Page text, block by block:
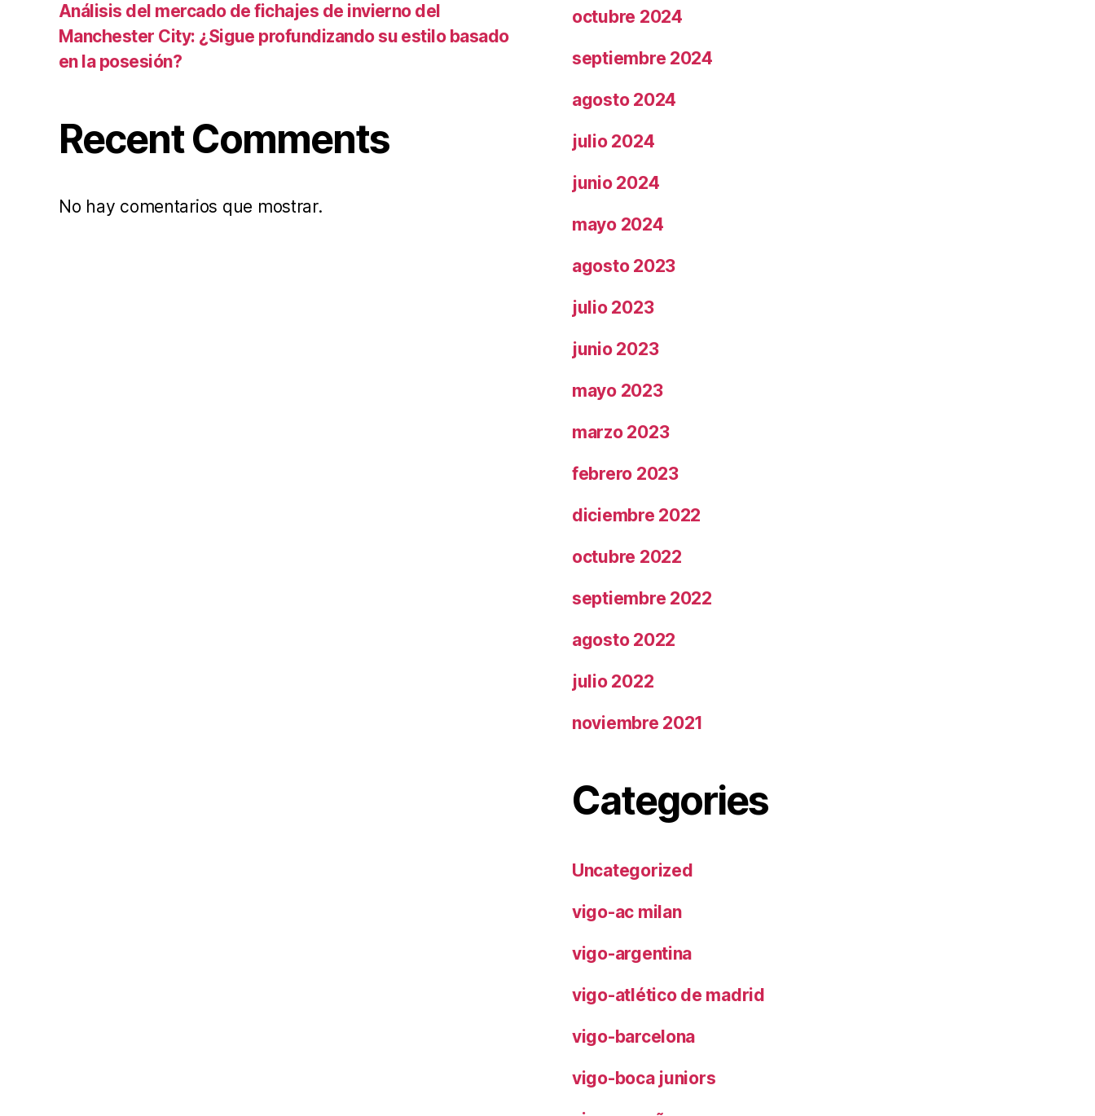
Análisis del mercado de fichajes de invierno del
Manchester City: ¿Sigue profundizando su estilo basado
en la posesión?
Recent Comments
No hay comentarios que mostrar.
octubre 2024
septiembre 2024
agosto 2024
julio 2024
junio 2024
mayo 2024
agosto 2023
julio 2023
junio 2023
mayo 2023
marzo 2023
febrero 2023
diciembre 2022
octubre 2022
septiembre 2022
agosto 2022
julio 2022
noviembre 2021
Categories
Uncategorized
vigo-ac milan
vigo-argentina
vigo-atlético de madrid
vigo-barcelona
vigo-boca juniors